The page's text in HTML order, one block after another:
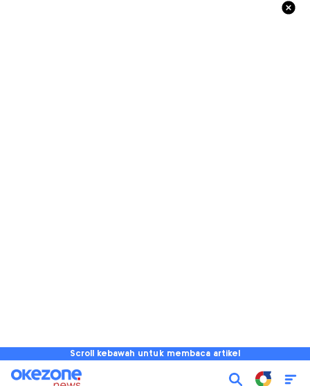
Scroll kebawah untuk membaca artikel